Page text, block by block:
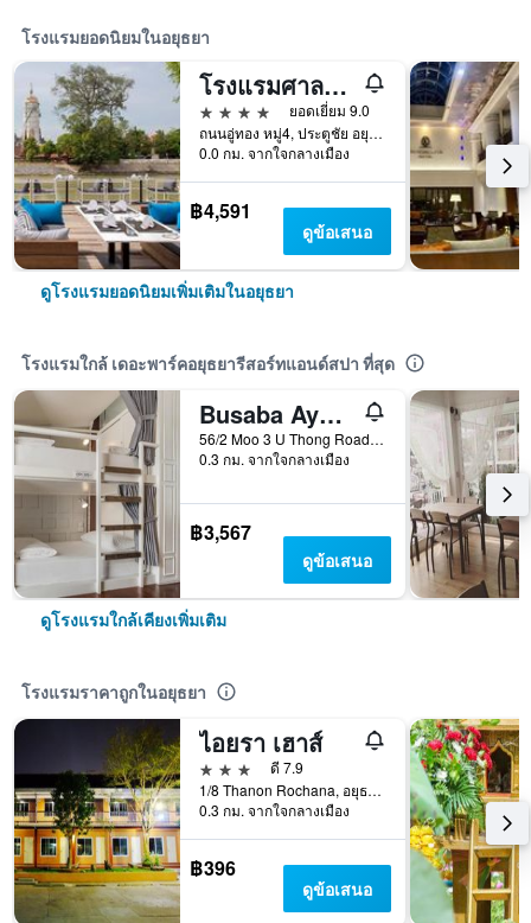
โรงแรมยอดนิยมในอยุธยา
โรงแรมศาลา อยุธยา
4 ดาว
ยอดเยี่ยม 9.0
ถนนอู่ทอง หมู่4, ประตูชัย อยุธยา, อยุธยา, ประเทศไทย
0.0 กม. จากใจกลางเมือง
฿4,591
ดูข้อเสนอ
ดูโรงแรมยอดนิยมเพิ่มเติมในอยุธยา
โรงแรมใกล้ เดอะพาร์คอยุธยารีสอร์ทแอนด์สปา ที่สุด
Busaba Ayutthaya - Hostel
56/2 Moo 3 U Thong Road, อยุธยา, ประเทศไทย
0.3 กม. จากใจกลางเมือง
฿3,567
ดูข้อเสนอ
ดูโรงแรมใกล้เคียงเพิ่มเติม
โรงแรมราคาถูกในอยุธยา
ไอยรา เฮาส์
3 ดาว
ดี 7.9
1/8 Thanon Rochana, อยุธยา, ประเทศไทย
0.3 กม. จากใจกลางเมือง
฿396
ดูข้อเสนอ